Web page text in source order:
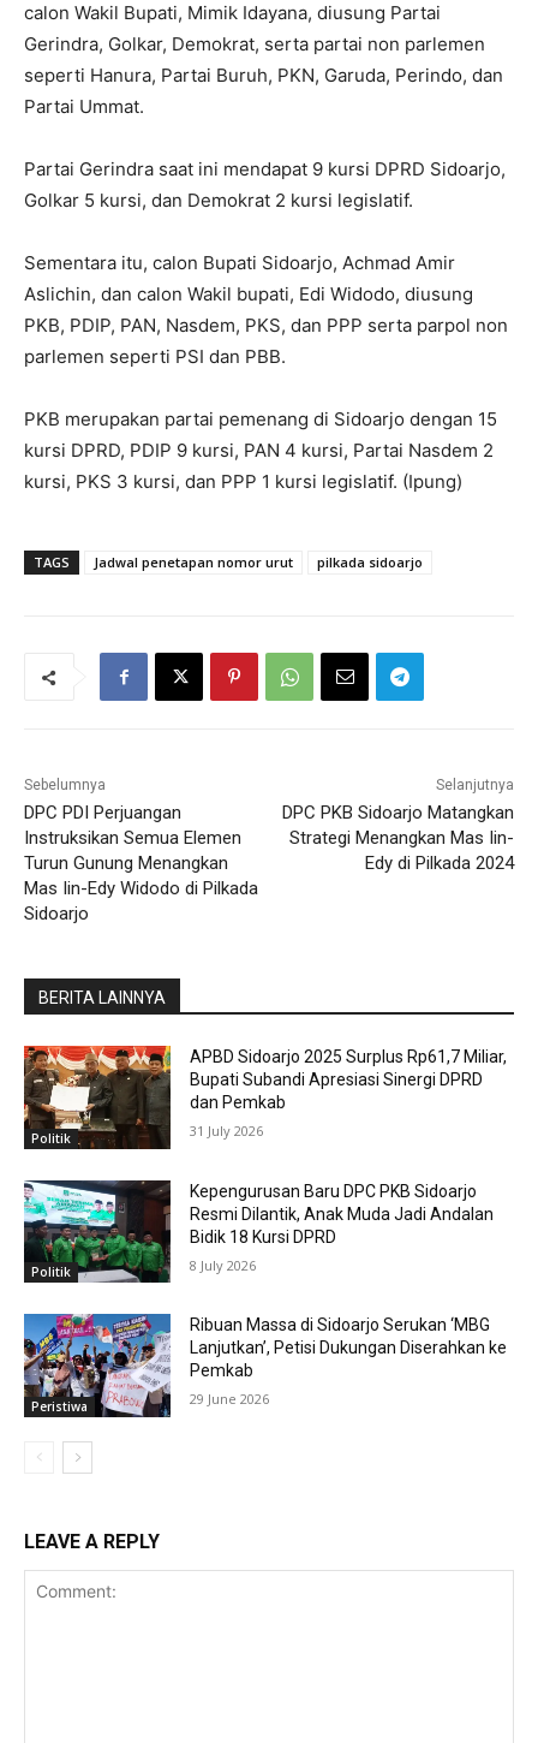
calon Wakil Bupati, Mimik Idayana, diusung Partai
Gerindra, Golkar, Demokrat, serta partai non parlemen
seperti Hanura, Partai Buruh, PKN, Garuda, Perindo, dan
Partai Ummat.
Partai Gerindra saat ini mendapat 9 kursi DPRD Sidoarjo,
Golkar 5 kursi, dan Demokrat 2 kursi legislatif.
Sementara itu, calon Bupati Sidoarjo, Achmad Amir
Aslichin, dan calon Wakil bupati, Edi Widodo, diusung
PKB, PDIP, PAN, Nasdem, PKS, dan PPP serta parpol non
parlemen seperti PSI dan PBB.
PKB merupakan partai pemenang di Sidoarjo dengan 15
kursi DPRD, PDIP 9 kursi, PAN 4 kursi, Partai Nasdem 2
kursi, PKS 3 kursi, dan PPP 1 kursi legislatif. (Ipung)
TAGS Jadwal penetapan nomor urut pilkada sidoarjo
Sebelumnya
DPC PDI Perjuangan
Instruksikan Semua Elemen
Turun Gunung Menangkan
Mas Iin-Edy Widodo di Pilkada
Sidoarjo
Selanjutnya
DPC PKB Sidoarjo Matangkan
Strategi Menangkan Mas Iin-
Edy di Pilkada 2024
BERITA LAINNYA
Politik
APBD Sidoarjo 2025 Surplus Rp61,7 Miliar,
Bupati Subandi Apresiasi Sinergi DPRD
dan Pemkab
31 July 2026
Politik
Kepengurusan Baru DPC PKB Sidoarjo
Resmi Dilantik, Anak Muda Jadi Andalan
Bidik 18 Kursi DPRD
8 July 2026
Peristiwa
Ribuan Massa di Sidoarjo Serukan ‘MBG
Lanjutkan’, Petisi Dukungan Diserahkan ke
Pemkab
29 June 2026
LEAVE A REPLY